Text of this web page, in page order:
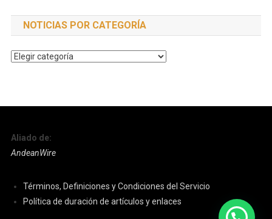
NOTICIAS POR CATEGORÍA
Noticias
Aliado de:
AndeanWire
Términos, Definiciones y Condiciones del Servicio
Política de duración de artículos y enlaces